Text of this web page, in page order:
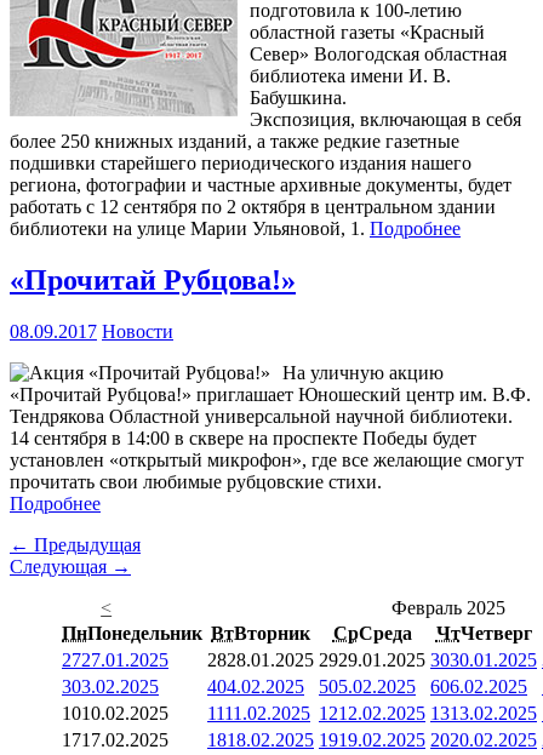
подготовила к 100-летию
областной газеты «Красный
Север» Вологодская областная
библиотека имени И. В.
Бабушкина.
Экспозиция, включающая в себя
более 250 книжных изданий, а также редкие газетные
подшивки старейшего периодического издания нашего
региона, фотографии и частные архивные документы, будет
работать с 12 сентября по 2 октября в центральном здании
библиотеки на улице Марии Ульяновой, 1. Подробнее
«Прочитай Рубцова!»
08.09.2017 Новости
На уличную акцию
«Прочитай Рубцова!» приглашает Юношеский центр им. В.Ф.
Тендрякова Областной универсальной научной библиотеки.
14 сентября в 14:00 в сквере на проспекте Победы будет
установлен «открытый микрофон», где все желающие смогут
прочитать свои любимые рубцовские стихи.
Подробнее
← Предыдущая
Следующая →
<
Февраль 2025
ПнПонедельник ВтВторник СрСреда ЧтЧетверг
2727.01.2025 2828.01.2025 2929.01.2025 3030.01.2025
303.02.2025 404.02.2025 505.02.2025 606.02.2025
1010.02.2025 1111.02.2025 1212.02.2025 1313.02.2025
1717.02.2025 1818.02.2025 1919.02.2025 2020.02.2025